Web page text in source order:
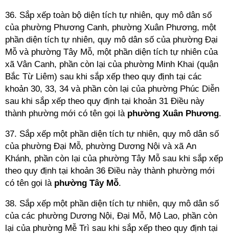
36. Sắp xếp toàn bộ diện tích tự nhiên, quy mô dân số
của phường Phương Canh, phường Xuân Phương, một
phần diện tích tự nhiên, quy mô dân số của phường Đại
Mỗ và phường Tây Mỗ, một phần diện tích tự nhiên của
xã Vân Canh, phần còn lại của phường Minh Khai (quận
Bắc Từ Liêm) sau khi sắp xếp theo quy định tại các
khoản 30, 33, 34 và phần còn lại của phường Phúc Diễn
sau khi sắp xếp theo quy định tại khoản 31 Điều này
thành phường mới có tên gọi là phường Xuân Phương.
37. Sắp xếp một phần diện tích tự nhiên, quy mô dân số
của phường Đại Mỗ, phường Dương Nội và xã An
Khánh, phần còn lại của phường Tây Mỗ sau khi sắp xếp
theo quy định tại khoản 36 Điều này thành phường mới
có tên gọi là phường Tây Mỗ.
38. Sắp xếp một phần diện tích tự nhiên, quy mô dân số
của các phường Dương Nội, Đại Mỗ, Mộ Lao, phần còn
lại của phường Mễ Trì sau khi sắp xếp theo quy định tại